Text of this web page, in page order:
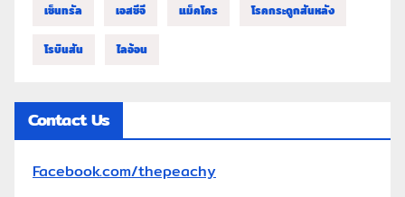
เซ็นทรัล เอสซีจี แม็คโคร โรคกระดูกสันหลัง
โรบินสัน ไลอ้อน
Contact Us
Facebook.com/thepeachy